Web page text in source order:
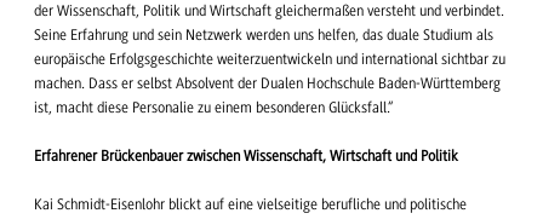
der Wissenschaft, Politik und Wirtschaft gleichermaßen versteht und verbindet.
Seine Erfahrung und sein Netzwerk werden uns helfen, das duale Studium als
europäische Erfolgsgeschichte weiterzuentwickeln und international sichtbar zu
machen. Dass er selbst Absolvent der Dualen Hochschule Baden-Württemberg
ist, macht diese Personalie zu einem besonderen Glücksfall.“
Erfahrener Brückenbauer zwischen Wissenschaft, Wirtschaft und Politik
Kai Schmidt-Eisenlohr blickt auf eine vielseitige berufliche und politische